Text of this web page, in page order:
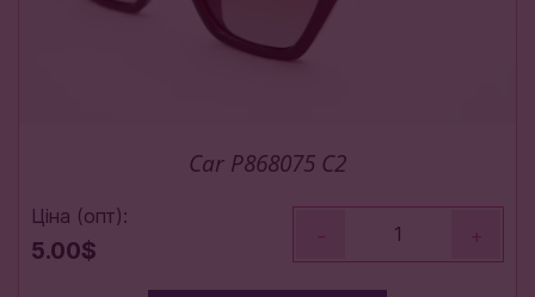
Car P868075 C2
Ціна (опт):
5.00$
- +